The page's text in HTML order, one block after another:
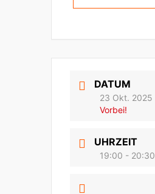
DATUM
23 Okt. 2025
Vorbei!
UHRZEIT
19:00 - 20:30